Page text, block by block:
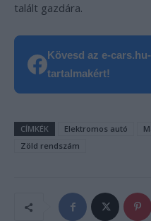
talált gazdára.
Kövesd az e-
tartalmakért!
CÍMKÉK Elektromos autó
Zöld rendszám